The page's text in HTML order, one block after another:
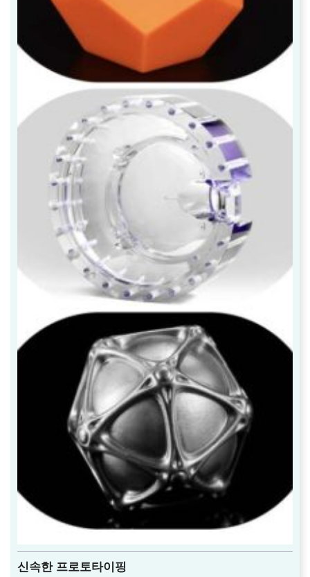
신속한 프로토타이핑